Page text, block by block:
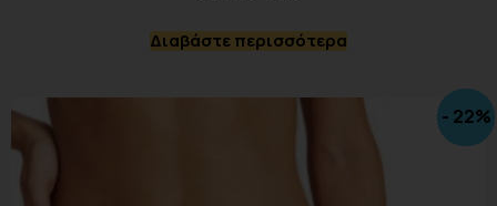
Διαβάστε περισσότερα
- 22%